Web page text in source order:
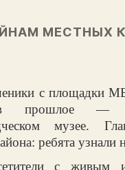
МЕСТНЫХ
с площадки
в прошлое —
музее.
ребята
с живым